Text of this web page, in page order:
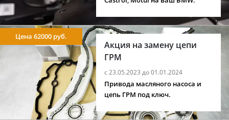
Акция на замену цепи
ГРМ
с 23.05.2023 до 01.01.2024
Цена 62000 руб.
Привода масляного насоса и
цепь ГРМ под ключ.